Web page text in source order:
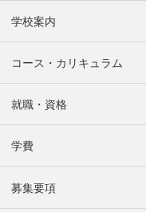
学校案内
コース・カリキュラム
就職・資格
学費
募集要項